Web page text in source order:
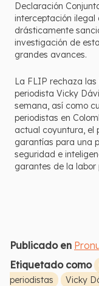
Declaración
interceptación ilegal
drásticamente
investigación de
grandes avances.
La FLIP rechaza
periodista Vicky
semana, así como
periodistas en
actual coyuntura, el
garantías para una
seguridad e
garantes de la labor
Publicado en
Etiquetado como
periodistas
Vicky